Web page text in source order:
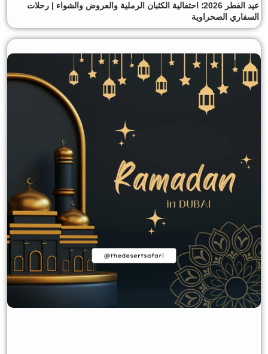
عيد الفطر 2026؛ احتفالية الكثبان الرملية والعروض والشواء | رحلات
السفاري الصحراوية